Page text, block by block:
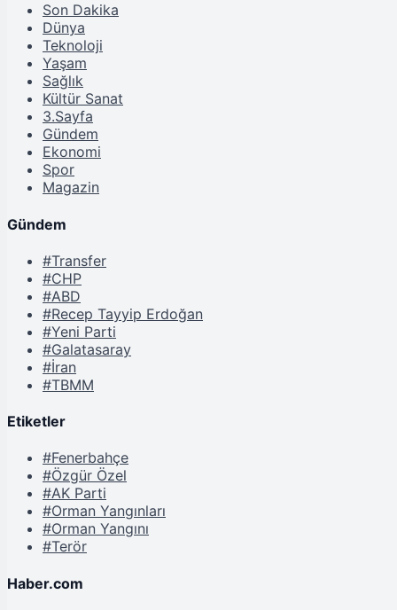
Son Dakika
Dünya
Teknoloji
Yaşam
Sağlık
Kültür Sanat
3.Sayfa
Gündem
Ekonomi
Spor
Magazin
Gündem
#Transfer
#CHP
#ABD
#Recep Tayyip Erdoğan
#Yeni Parti
#Galatasaray
#İran
#TBMM
Etiketler
#Fenerbahçe
#Özgür Özel
#AK Parti
#Orman Yangınları
#Orman Yangını
#Terör
Haber.com